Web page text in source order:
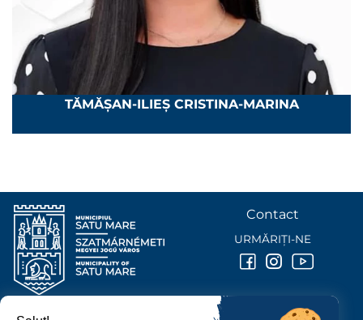
TĂMĂȘAN-ILIEȘ CRISTINA-MARINA
Contact
URMĂRIȚI-NE